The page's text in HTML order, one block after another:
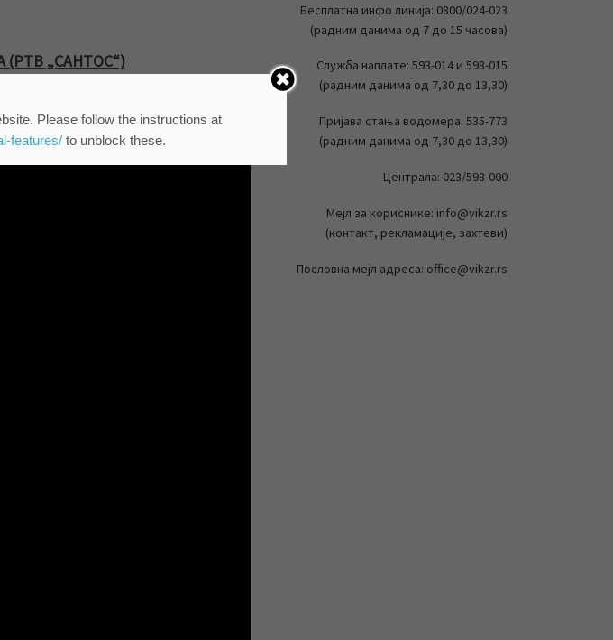
„САНТОС“)
Бесплатна инфо линија: 0800/024-023
(радним данима од 7 до 15 часова)
Служба наплате: 593-014 и 593-015
(радним данима од 7,30 до 13,30)
Пријава стања водомера: 535-773
(радним данима од 7,30 до 13,30)
Централа: 023/593-000
Мејл за кориснике: info@vikzr.rs
(контакт, рекламације, захтеви)
Пословна мејл адреса: office@vikzr.rs
Please follow the instructions at
features/to unblock these.